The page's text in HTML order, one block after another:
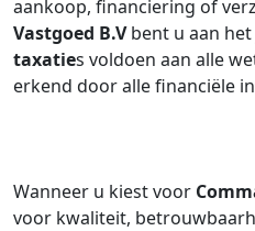
aankoop, financiering of
Vastgoed B.Vbent u aan het
taxaties voldoen aan alle
erkend door alle financiële
Wanneer u kiest voor
voor kwaliteit,